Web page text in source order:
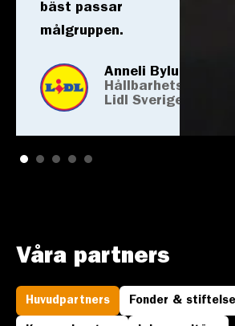
bäst passar
målgruppen.
Anneli Bylund
Hållbarhetschef,
Lidl Sverige
Våra partners
Huvudpartners Fonder &